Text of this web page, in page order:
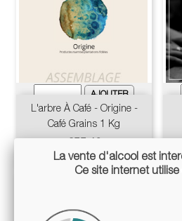
L'arbre À Café - Origine -
Café Grains 1 Kg
Price
€55.40
La vente d'alcool est
Ce site internet